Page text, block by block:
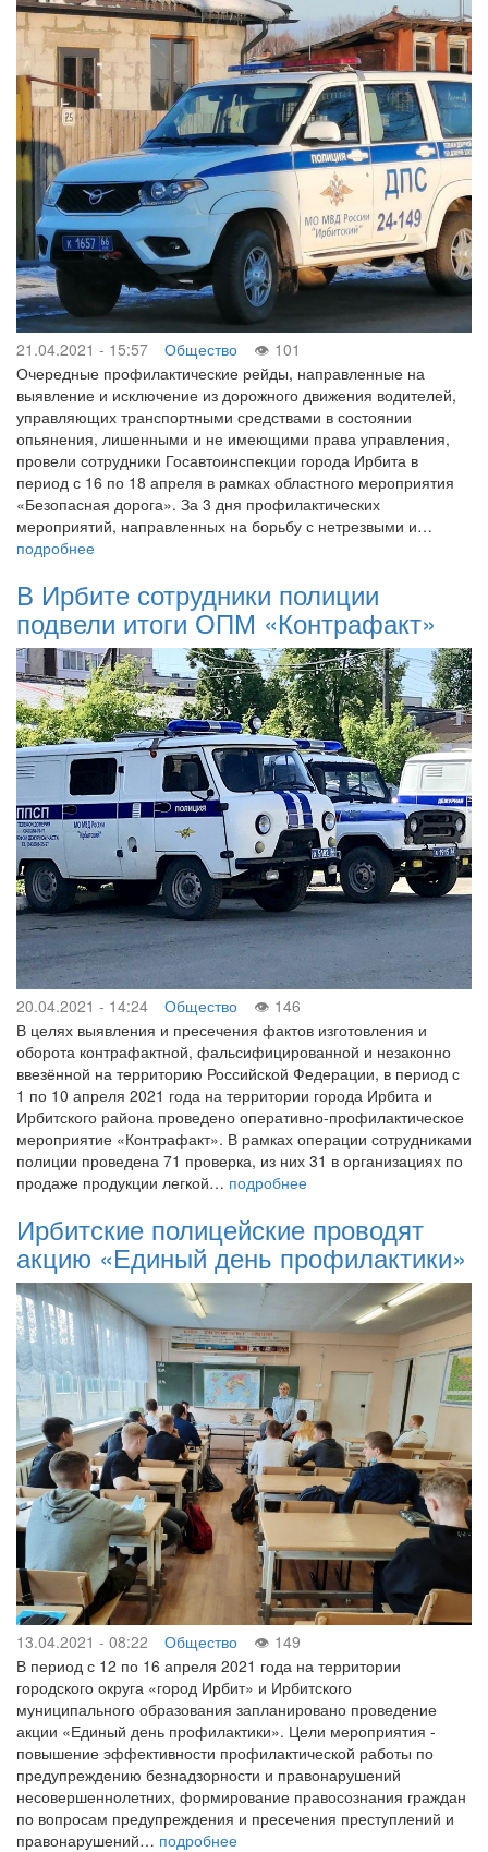
21.04.2021 - 15:57 Общество
101
Очередные профилактические рейды, направленные на
выявление и исключение из дорожного движения водителей,
управляющих транспортными средствами в состоянии
опьянения, лишенными и не имеющими права управления,
провели сотрудники Госавтоинспекции города Ирбита в
период с 16 по 18 апреля в рамках областного мероприятия
«Безопасная дорога». За 3 дня профилактических
мероприятий, направленных на борьбу с нетрезвыми и…
подробнее
В Ирбите сотрудники полиции
подвели итоги ОПМ «Контрафакт»
20.04.2021 - 14:24 Общество
146
В целях выявления и пресечения фактов изготовления и
оборота контрафактной, фальсифицированной и незаконно
ввезённой на территорию Российской Федерации, в период с
1 по 10 апреля 2021 года на территории города Ирбита и
Ирбитского района проведено оперативно-профилактическое
мероприятие «Контрафакт». В рамках операции сотрудниками
полиции проведена 71 проверка, из них 31 в организациях по
продаже продукции легкой… подробнее
Ирбитские полицейские проводят
акцию «Единый день профилактики»
13.04.2021 - 08:22 Общество
149
В период с 12 по 16 апреля 2021 года на территории
городского округа «город Ирбит» и Ирбитского
муниципального образования запланировано проведение
акции «Единый день профилактики». Цели мероприятия -
повышение эффективности профилактической работы по
предупреждению безнадзорности и правонарушений
несовершеннолетних, формирование правосознания граждан
по вопросам предупреждения и пресечения преступлений и
правонарушений… подробнее